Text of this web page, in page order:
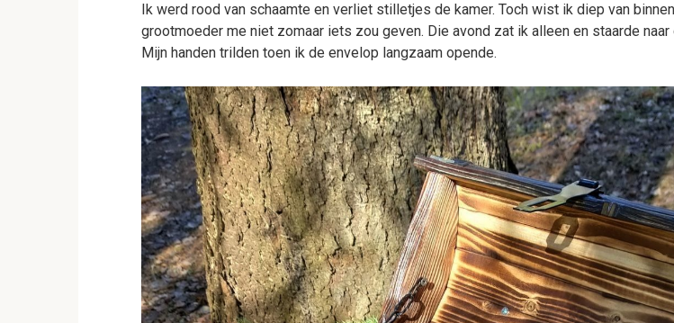
Ik werd rood van schaamte en verliet stilletjes de kamer. Toch wist ik diep van
grootmoeder me niet zomaar iets zou geven. Die avond zat ik alleen en staarde naar
Mijn handen trilden toen ik de envelop langzaam opende.